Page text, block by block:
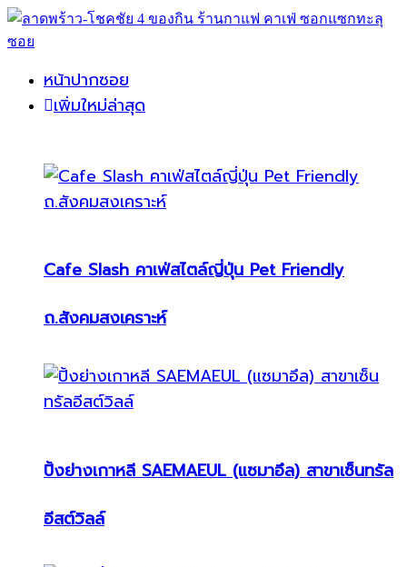
หน้าปากซอย
เพิ่มใหม่ล่าสุด
Cafe Slash คาเฟ่สไตล์ญี่ปุ่น Pet Friendly
ถ.สังคมสงเคราะห์
ปิ้งย่างเกาหลี SAEMAEUL (แซมาอึล) สาขาเซ็นทรัล
อีสต์วิลล์